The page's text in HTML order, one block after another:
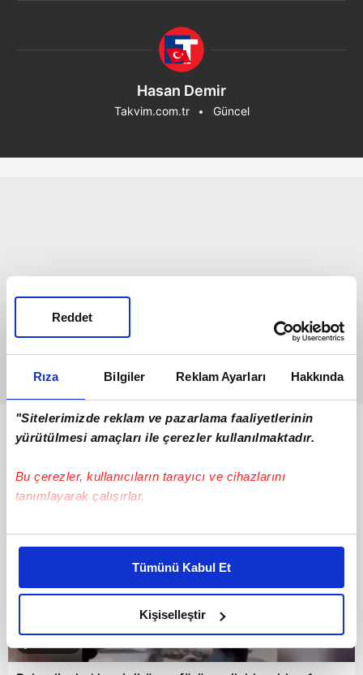
Rıza Bilgiler Reklam Ayarları Hakkında
"Sitelerimizde reklam ve pazarlama faaliyetlerinin
yürütülmesi amaçları ile çerezler kullanılmaktadır.
Bu çerezler, kullanıcıların tarayıcı ve cihazlarını
tanımlayarak çalışırlar.
Bu çerezlere izin vermeniz halinde sizlere özel
daha iyi reklam deneyimi yaşatabiliriz. Bunu yaparken
amacımızın size daha iyi bir reklam deneyimi sunmak
olduğunu ve sizlere en iyi içerikleri sunabilmek adına
elimizden gelen çabayı gösterdiğimizi ve bu noktada,
reklamların maliyetlerimizi karşılamak noktasında tek gelir
kalemimiz olduğunu sizlere hatırlatmak isteriz.
Tümünü Kabul Et
Kişiselleştir
Reddet
Hasan Demir
Takvim.com.tr Güncel
Bunlar da Var